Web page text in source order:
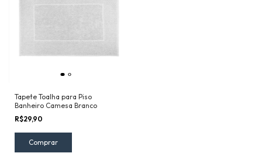
Tapete Toalha para Piso
Banheiro Camesa Branco
R$29,90